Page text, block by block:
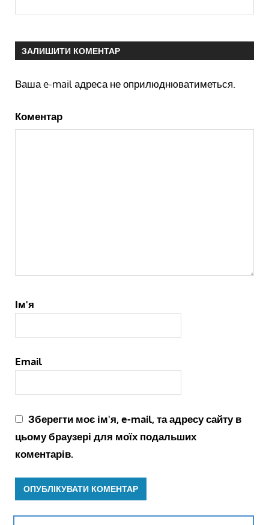
ЗАЛИШИТИ КОМЕНТАР
Ваша e-mail адреса не оприлюднюватиметься.
Коментар
Ім'я
Email
Зберегти моє ім'я, e-mail, та адресу сайту в
цьому браузері для моїх подальших
коментарів.